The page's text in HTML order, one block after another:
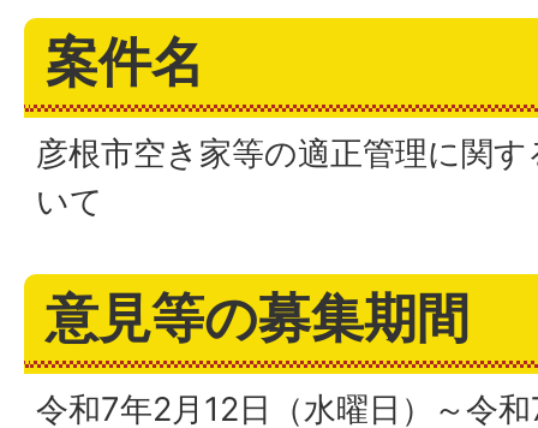
案件名
彦根市空き家等の適正管理に関
いて
意見等の募集期間
令和7年2月12日（水曜日）～令